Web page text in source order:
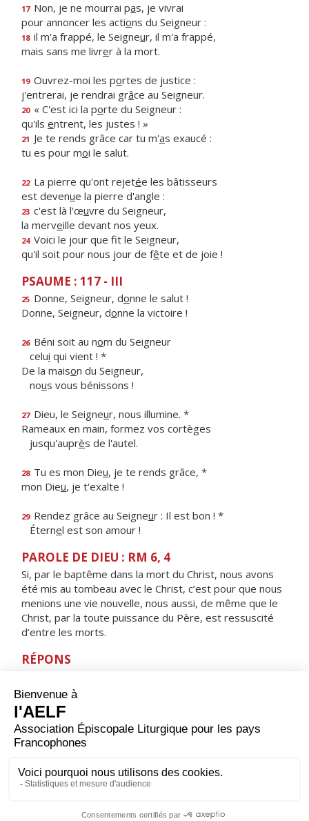
17 Non, je ne mourrai pas, je vivrai
pour annoncer les actions du Seigneur :
18 il m'a frappé, le Seigneur, il m'a frappé,
mais sans me livrer à la mort.
19 Ouvrez-moi les portes de justice :
j'entrerai, je rendrai grâce au Seigneur.
20 « C'est ici la porte du Seigneur :
qu'ils entrent, les justes ! »
21 Je te rends grâce car tu m'as exaucé :
tu es pour moi le salut.
22 La pierre qu'ont rejetée les bâtisseurs
est devenue la pierre d'angle :
23 c'est là l'œuvre du Seigneur,
la merveille devant nos yeux.
24 Voici le jour que ft le Seigneur,
qu'il soit pour nous jour de fête et de joie !
PSAUME : 117 - III
25 Donne, Seigneur, donne le salut !
Donne, Seigneur, donne la victoire !
26 Béni soit au nom du Seigneur
celui qui vient ! *
De la maison du Seigneur,
nous vous bénissons !
27 Dieu, le Seigneur, nous illumine. *
Rameaux en main, formez vos cortèges
jusqu'auprès de l'autel.
28 Tu es mon Dieu, je te rends grâce, *
mon Dieu, je t'exalte !
29 Rendez grâce au Seigneur : Il est bon ! *
Éternel est son amour !
PAROLE DE DIEU : RM 6, 4
Si, par le baptême dans la mort du Christ, nous avons
été mis au tombeau avec le Christ, c’est pour que nous
menions une vie nouvelle, nous aussi, de même que le
Christ, par la toute puissance du Père, est ressuscité
d’entre les morts.
RÉPONS
jour de fête et de joie, alléluia !
ORAISON
Aujourd’hui, Dieu notre Père, tu nous ouvres la vie
éternelle par la victoire de ton Fils sur la mort, et nous
des hommes nouveaux pour que nous ressuscitions